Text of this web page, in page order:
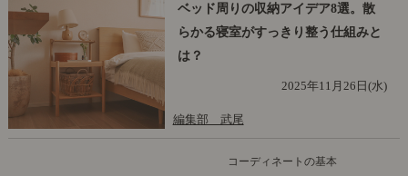
ベッド周りの収納アイデア8選。散
らかる寝室がすっきり整う仕組みと
は？
2025年11月26日(水)
編集部 武尾
コーディネートの基本